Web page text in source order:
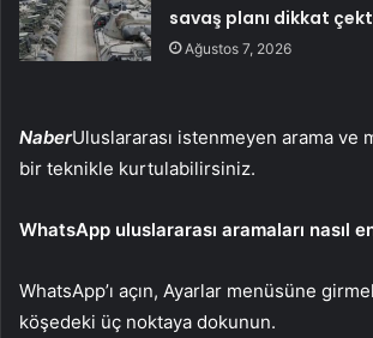
savaş planı dikkat
Ağustos 7, 2026
NaberUluslararası istenmeyen arama ve
bir teknikle kurtulabilirsiniz.
WhatsApp uluslararası aramaları nasıl
WhatsApp’ı açın, Ayarlar menüsüne
köşedeki üç noktaya dokunun.